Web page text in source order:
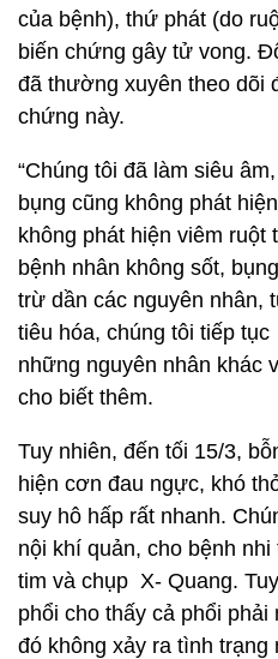
của bệnh), thứ phát (do
biến chứng gây tử vong.
đã thường xuyên theo dõi
chứng này.
“Chúng tôi đã làm siêu
bụng cũng không phát
không phát hiện viêm ruột
bệnh nhân không sốt,
trừ dần các nguyên nhân,
tiêu hóa, chúng tôi tiếp
những nguyên nhân khác
cho biết thêm.
Tuy nhiên, đến tối 15/3,
hiện cơn đau ngực, khó
suy hô hấp rất nhanh.
nội khí quản, cho bệnh
tim và chụp X- Quang.
phổi cho thấy cả phổi
đó không xảy ra tình trạng